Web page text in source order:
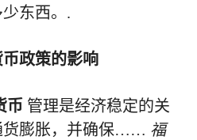
东西。.
政策的影响
币 管理是经济稳定的关
货膨胀，并确保…… 福